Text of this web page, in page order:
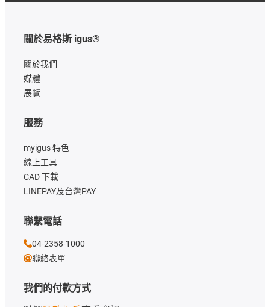
關於易格斯 igus®
關於我們
媒體
展覽
我們的付款方式
服務
myigus 特色
線上工具
CAD 下載
LINEPAY及台灣PAY
聯繫電話
04-2358-1000
聯絡表單